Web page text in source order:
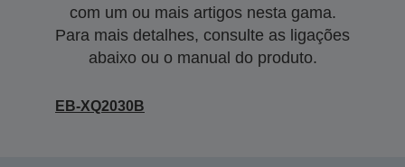
com um ou mais artigos nesta gama.
Para mais detalhes, consulte as ligações
abaixo ou o manual do produto.
EB-XQ2030B